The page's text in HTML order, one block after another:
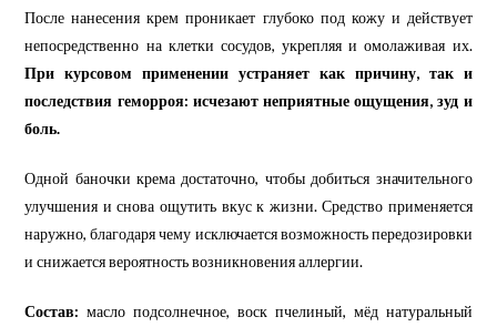
После нанесения крем проникает глубоко под кожу и действует
непосредственно на клетки сосудов, укрепляя и омолаживая их.
При курсовом применении устраняет как причину, так и
последствия геморроя: исчезают неприятные ощущения, зуд и
боль.
Одной баночки крема достаточно, чтобы добиться значительного
улучшения и снова ощутить вкус к жизни. Средство применяется
наружно, благодаря чему исключается возможность передозировки
и снижается вероятность возникновения аллергии.
Состав: масло подсолнечное, воск пчелиный, мёд натуральный